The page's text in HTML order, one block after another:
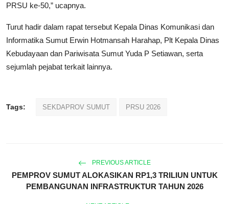
PRSU ke-50,” ucapnya.
Turut hadir dalam rapat tersebut Kepala Dinas Komunikasi dan
Informatika Sumut Erwin Hotmansah Harahap, Plt Kepala Dinas
Kebudayaan dan Pariwisata Sumut Yuda P Setiawan, serta
sejumlah pejabat terkait lainnya.
Tags: SEKDAPROV SUMUT PRSU 2026
PREVIOUS ARTICLE
PEMPROV SUMUT ALOKASIKAN RP1,3 TRILIUN UNTUK
PEMBANGUNAN INFRASTRUKTUR TAHUN 2026